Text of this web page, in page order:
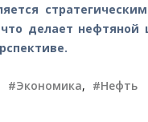
делает нефтяной
#Экономика, #Нефть